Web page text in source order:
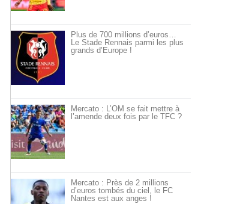
Plus de 700 millions d’euros…
Le Stade Rennais parmi les plus
grands d’Europe !
Mercato : L’OM se fait mettre à
l’amende deux fois par le TFC ?
Mercato : Près de 2 millions
d’euros tombés du ciel, le FC
Nantes est aux anges !